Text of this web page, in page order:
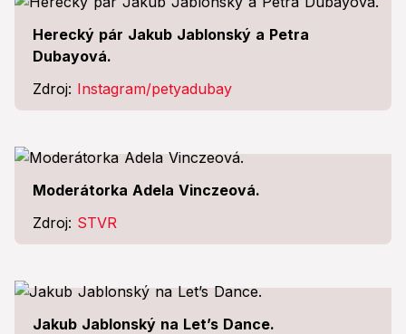
Herecký pár Jakub Jablonský a Petra
Dubayová.
Zdroj: Instagram/petyadubay
Moderátorka Adela Vinczeová.
Zdroj: STVR
Jakub Jablonský na Let’s Dance.